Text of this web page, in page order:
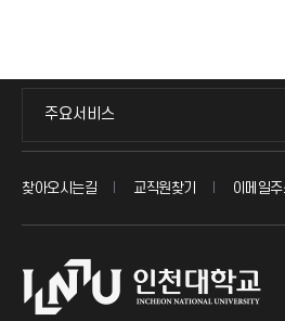
주요서비스
찾아오시는길 교직원찾기 이메일